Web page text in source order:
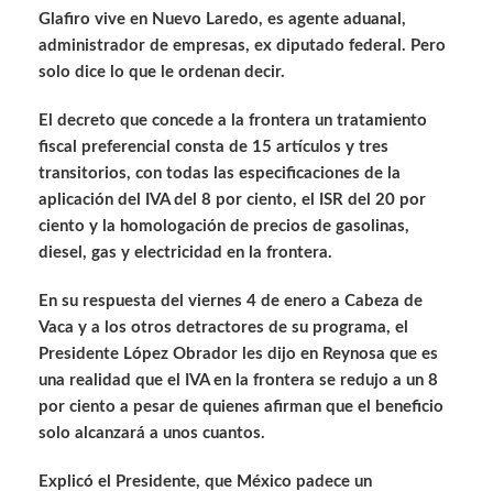
Glafiro vive en Nuevo Laredo, es agente aduanal,
administrador de empresas, ex diputado federal. Pero
solo dice lo que le ordenan decir.
El decreto que concede a la frontera un tratamiento
fiscal preferencial consta de 15 artículos y tres
transitorios, con todas las especificaciones de la
aplicación del IVA del 8 por ciento, el ISR del 20 por
ciento y la homologación de precios de gasolinas,
diesel, gas y electricidad en la frontera.
En su respuesta del viernes 4 de enero a Cabeza de
Vaca y a los otros detractores de su programa, el
Presidente López Obrador les dijo en Reynosa que es
una realidad que el IVA en la frontera se redujo a un 8
por ciento a pesar de quienes afirman que el beneficio
solo alcanzará a unos cuantos.
Explicó el Presidente, que México padece un